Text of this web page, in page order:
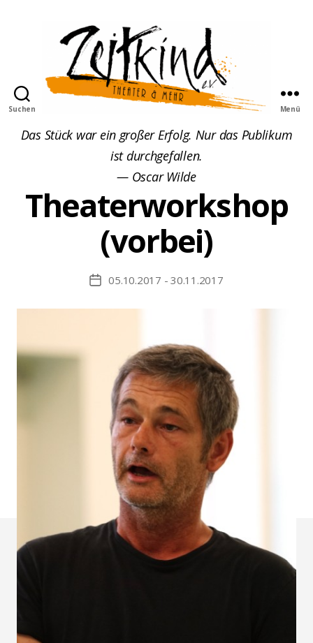
Suchen Menü
Das Stück war ein großer Erfolg. Nur das Publikum
ist durchgefallen.
— Oscar Wilde
Theaterworkshop
(vorbei)
Beitragsdatum
05.10.2017 - 30.11.2017